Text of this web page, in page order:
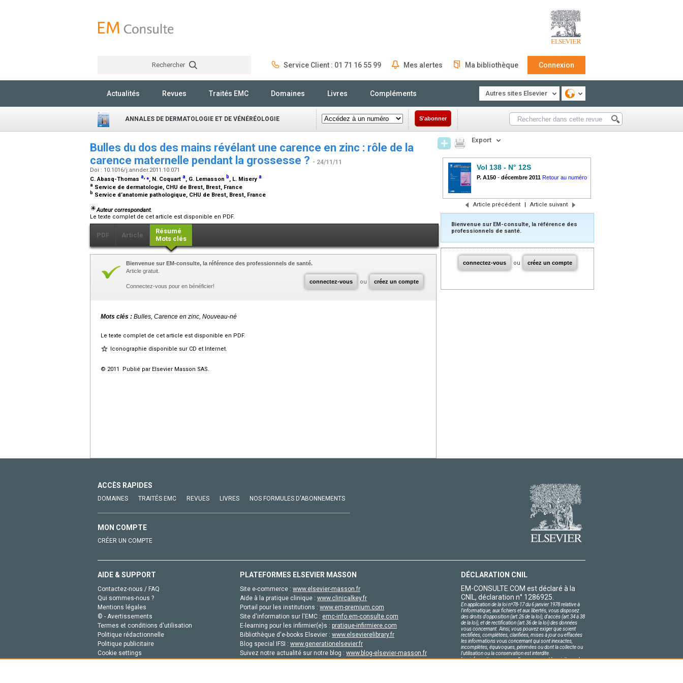
Rechercher Service Client : 01 71 16 55 99 Mes alertes Ma bibliothèque Connexion
Actualités Revues Traités EMC Domaines Livres Compléments Autres sites Elsevier
ANNALES DE DERMATOLOGIE ET DE VÉNÉRÉOLOGIE S'abonner
Bulles du dos des mains révélant une carence en zinc : rôle de la
carence maternelle pendant la grossesse ? - 24/11/11
Doi : 10.1016/j.annder.2011.10.071
C. Abasq-Thomas a ⁎, N. Coquart a, G. Lemasson b, L. Misery a
a Service de dermatologie, CHU de Brest, Brest, France
b Service d’anatomie pathologique, CHU de Brest, Brest, France
Auteur correspondant.
Le texte complet de cet article est disponible en PDF.
PDF Article
Résumé
Mots clés
connectez-vous ou créez un compte
Bienvenue sur EM-consulte, la référence des professionnels de santé.
Article gratuit.
Connectez-vous pour en bénéficier!
Mots clés : Bulles, Carence en zinc, Nouveau-né
Le texte complet de cet article est disponible en PDF.
Iconographie disponible sur CD et Internet.
© 2011 Publié par Elsevier Masson SAS.
Export
Vol 138 - N° 12S
P. A150 - décembre 2011 Retour au numéro
Article précédent | Article suivant
Bienvenue sur EM-consulte, la référence des
professionnels de santé.
connectez-vous ou créez un compte
ACCÈS RAPIDES
DOMAINES TRAITÉS EMC REVUES LIVRES NOS FORMULES D'ABONNEMENTS
MON COMPTE
CRÉER UN COMPTE
AIDE & SUPPORT
Contactez-nous / FAQ
Qui sommes-nous ?
Mentions légales
© - Avertissements
Termes et conditions d'utilisation
Politique rédactionnelle
Politique publicitaire
Cookie settings
PLATEFORMES ELSEVIER MASSON
Site e-commerce : www.elsevier-masson.fr
Aide à la pratique clinique : www.clinicalkey.fr
Portail pour les institutions : www.em-premium.com
Site d'information sur l'EMC : emc-info.em-consulte.com
E-learning pour les infirmier(e)s : pratique-infirmiere.com
Bibliothèque d'e-books Elsevier : www.elsevierelibrary.fr
Blog special IFSI : www.generationelsevier.fr
Suivez notre actualité sur notre blog : www.blog-elsevier-masson.fr
DÉCLARATION CNIL
EM-CONSULTE.COM est déclaré à la
CNIL, déclaration n° 1286925.
En application de la loi nº78-17 du 6 janvier 1978 relative à
l'informatique, aux fichiers et aux libertés, vous disposez
des droits d'opposition (art.26 de la loi), d'accès (art.34 à 38
de la loi), et de rectification (art.36 de la loi) des données
vous concernant. Ainsi, vous pouvez exiger que soient
rectifiées, complétées, clarifiées, mises à jour ou effacées
les informations vous concernant qui sont inexactes,
incomplètes, équivoques, périmées ou dont la collecte ou
l'utilisation ou la conservation est interdite.
Les informations personnelles concernant les visiteurs de